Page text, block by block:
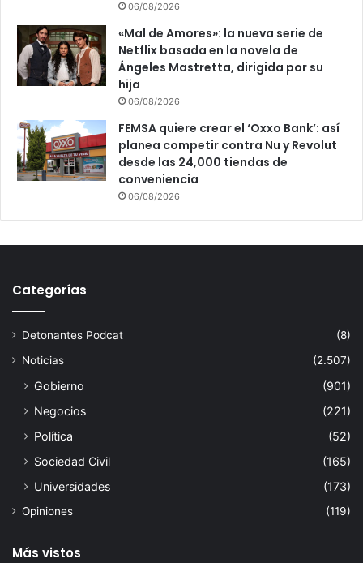
06/08/2026
«Mal de Amores»: la nueva serie de
Netflix basada en la novela de
Ángeles Mastretta, dirigida por su
hija
06/08/2026
FEMSA quiere crear el ‘Oxxo Bank’: así
planea competir contra Nu y Revolut
desde las 24,000 tiendas de
conveniencia
06/08/2026
Categorías
Detonantes Podcat
(8)
Noticias
(2.507)
Gobierno
(901)
Negocios
(221)
Política
(52)
Sociedad Civil
(165)
Universidades
(173)
Opiniones (119)
Más vistos